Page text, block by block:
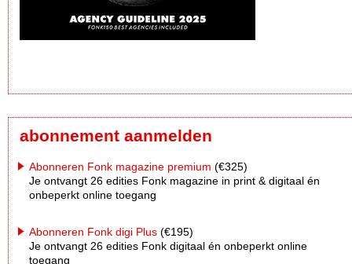
abonnement aanmelden
Abonneren Fonk magazine premium (€325)
Je ontvangt 26 edities Fonk magazine in print & digitaal én
onbeperkt online toegang
Abonneren Fonk digi Plus (€195)
Je ontvangt 26 edities Fonk digitaal én onbeperkt online
toegang